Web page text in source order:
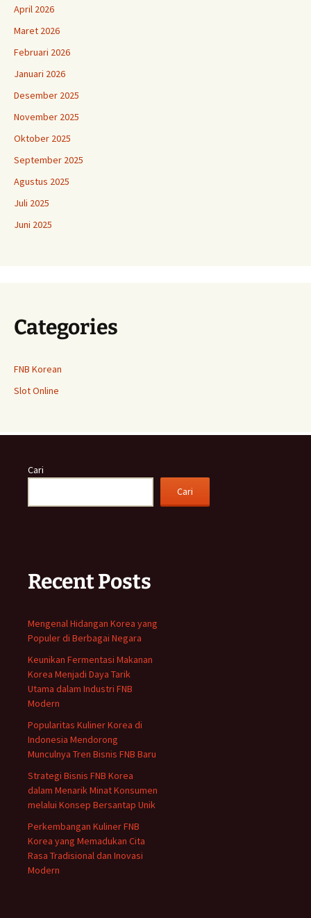
April 2026
Maret 2026
Februari 2026
Januari 2026
Desember 2025
November 2025
Oktober 2025
September 2025
Agustus 2025
Juli 2025
Juni 2025
Categories
FNB Korean
Slot Online
Cari
Cari
Recent Posts
Mengenal Hidangan Korea yang
Populer di Berbagai Negara
Keunikan Fermentasi Makanan
Korea Menjadi Daya Tarik
Utama dalam Industri FNB
Modern
Popularitas Kuliner Korea di
Indonesia Mendorong
Munculnya Tren Bisnis FNB Baru
Strategi Bisnis FNB Korea
dalam Menarik Minat Konsumen
melalui Konsep Bersantap Unik
Perkembangan Kuliner FNB
Korea yang Memadukan Cita
Rasa Tradisional dan Inovasi
Modern